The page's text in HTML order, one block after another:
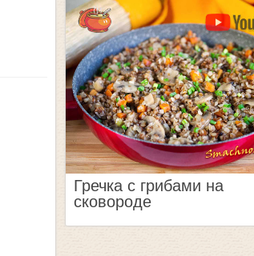
Гречка с грибами на
сковороде